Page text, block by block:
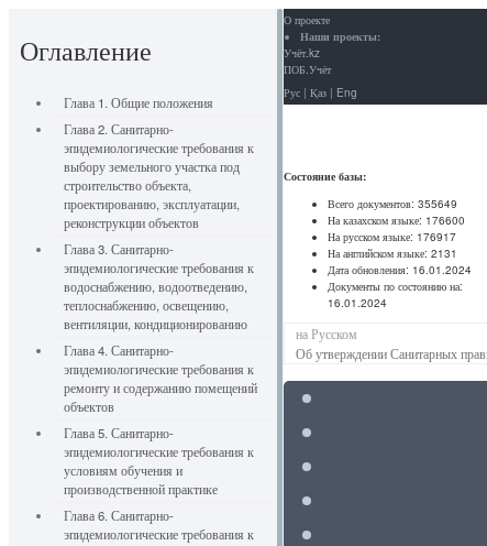
Оглавление
Глава 1. Общие положения
Глава 2. Санитарно-
эпидемиологические требования к
выбору земельного участка под
строительство объекта,
проектированию, эксплуатации,
реконструкции объектов
Глава 3. Санитарно-
эпидемиологические требования к
водоснабжению, водоотведению,
теплоснабжению, освещению,
вентиляции, кондиционированию
Глава 4. Санитарно-
эпидемиологические требования к
ремонту и содержанию помещений
объектов
Глава 5. Санитарно-
эпидемиологические требования к
условиям обучения и
производственной практике
Глава 6. Санитарно-
эпидемиологические требования к
О проекте
Наши проекты:
Учёт.kz
ПОБ.Учёт
Рус | Қаз | Eng
Состояние базы:
Всего документов: 355649
На казахском языке: 176600
На русском языке: 176917
На английском языке: 2131
Дата обновления: 16.01.2024
Документы по состоянию на:
16.01.2024
на Русском
Об утверждении Санитарных